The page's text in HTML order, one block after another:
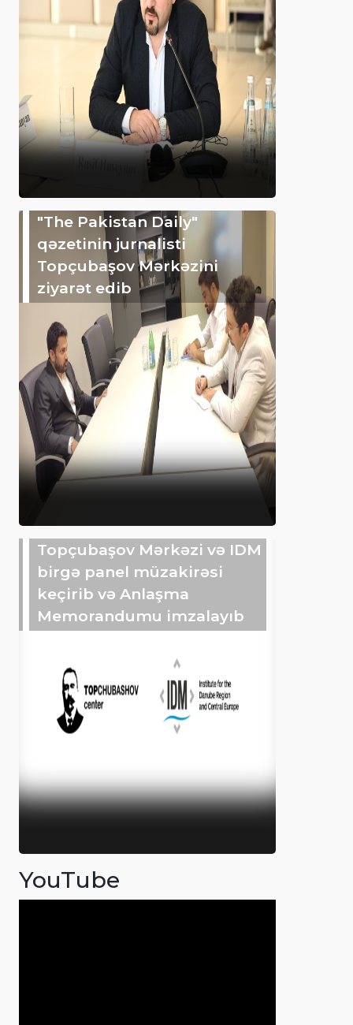
"The Pakistan Daily"
qəzetinin jurnalisti
Topçubaşov Mərkəzini
ziyarət edib
Topçubaşov Mərkəzi və IDM
birgə panel müzakirəsi
keçirib və Anlaşma
Memorandumu imzalayıb
YouTube